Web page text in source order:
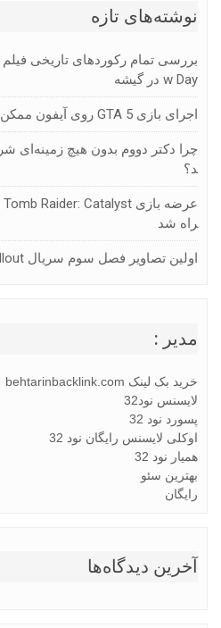
نوشته‌های تازه
W Day در گیشه
اجرای بازی GTA 5 روی آیفون ممکن شد!
د؟
راه شد
اولین تصاویر فصل سوم سریال Fallout | شروع فیلم‌برداری
مدیر :
خرید بک لینک behtarinbacklink.com
لایسنس نود32
پسورد نود 32
اوکلی لایسنس رایگان نود 32
همیار نود 32
بهترین سئو
رایگان
آخرین دیدگاه‌ها